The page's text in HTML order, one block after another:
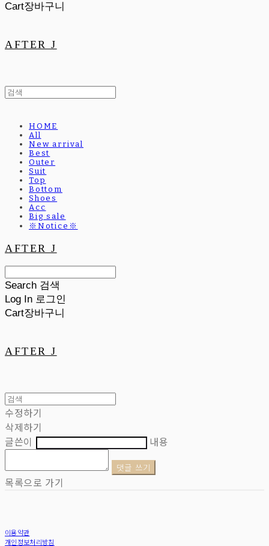
Cart장바구니
AFTER J
HOME
All
New arrival
Best
Outer
Suit
Top
Bottom
Shoes
Acc
Big sale
※Notice※
AFTER J
Search 검색
Log In 로그인
Cart장바구니
AFTER J
수정하기
삭제하기
글쓴이
내용
댓글 쓰기
목록으로 가기
이용약관
개인정보처리방침